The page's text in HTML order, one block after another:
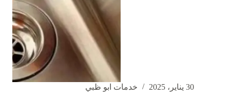
30 يناير، 2025 خدمات ابو ظبي